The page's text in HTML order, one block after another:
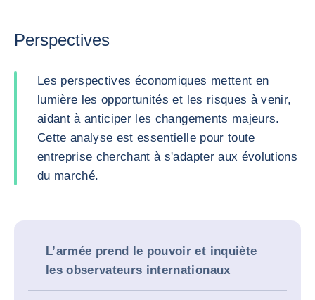
Perspectives
Les perspectives économiques mettent en
lumière les opportunités et les risques à venir,
aidant à anticiper les changements majeurs.
Cette analyse est essentielle pour toute
entreprise cherchant à s'adapter aux évolutions
du marché.
L’armée prend le pouvoir et inquiète
les observateurs internationaux